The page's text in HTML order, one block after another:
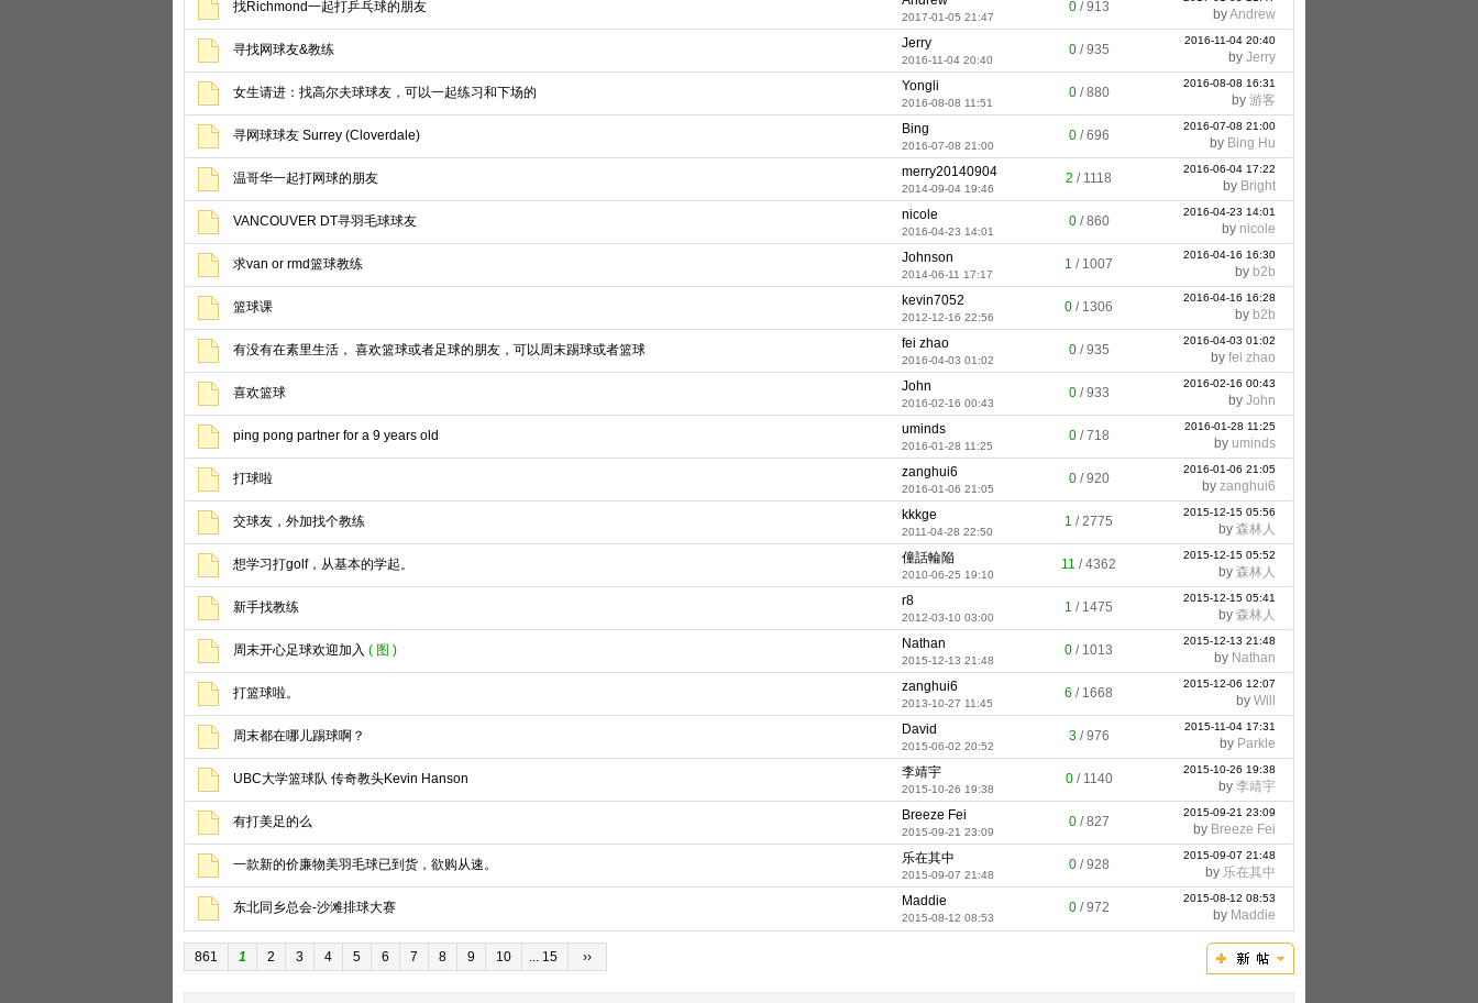
找Richmond一起打乒乓球的朋友
2017-01-05 21:47
0/913 byAndrew
寻找网球友&教练 Jerry
2016-11-04 20:40
0/935
2016-11-04 20:40
by Jerry
女生请进：找高尔夫球球友，可以一起练习和下场的 Yongli
2016-08-08 11:51
0/880
2016-08-08 16:31
by 游客
寻网球球友 Surrey (Cloverdale) Bing
2016-07-08 21:00
0/696
2016-07-08 21:00
by Bing Hu
温哥华一起打网球的朋友 merry20140904
2014-09-04 19:46
2 / 1118
2016-06-04 17:22
by Bright
VANCOUVER DT寻羽毛球球友 nicole
2016-04-23 14:01
0/860
2016-04-23 14:01
by nicole
求van or rmd篮球教练 Johnson
2014-06-11 17:17
1 / 1007
2016-04-16 16:30
by b2b
篮球课 kevin7052
2012-12-16 22:56
0 / 1306
2016-04-16 16:28
by b2b
有没有在素里生活， 喜欢篮球或者足球的朋友，可以周末踢球或者篮球 fei zhao
2016-04-03 01:02
0/935
2016-04-03 01:02
by fei zhao
喜欢篮球 John
2016-02-16 00:43
0/933
2016-02-16 00:43
by John
ping pong partner for a 9 years old uminds
2016-01-28 11:25
0/718
2016-01-28 11:25
by uminds
打球啦 zanghui6
2016-01-06 21:05
0/920
2016-01-06 21:05
by zanghui6
交球友，外加找个教练 kkkge
2011-04-28 22:50
1 /2775
2015-12-15 05:56
by 森林人
想学习打golf，从基本的学起。 僮話輪陥
2010-06-25 19:10
11 /4362
2015-12-15 05:52
by 森林人
新手找教练 r8
2012-03-10 03:00
1 / 1475
2015-12-15 05:41
by 森林人
周末开心足球欢迎加入 ( 图 ) Nathan
2015-12-13 21:48
0 / 1013
2015-12-13 21:48
by Nathan
打篮球啦。 zanghui6
2013-10-27 11:45
6 / 1668
2015-12-06 12:07
by Will
周末都在哪儿踢球啊？ David
2015-06-02 20:52
3/976
2015-11-04 17:31
by Parkle
UBC大学篮球队 传奇教头Kevin Hanson 李靖宇
2015-10-26 19:38
0/ 1140
2015-10-26 19:38
by 李靖宇
有打美足的么 Breeze Fei
2015-09-21 23:09
0/827
2015-09-21 23:09
by Breeze Fei
一款新的价廉物美羽毛球已到货，欲购从速。 乐在其中
2015-09-07 21:48
0/928
2015-09-07 21:48
by 乐在其中
东北同乡总会-沙滩排球大赛 Maddie
2015-08-12 08:53
0/972
2015-08-12 08:53
by Maddie
861 1 2 3 4 5 6 7 8 9 10 ... 15 ››